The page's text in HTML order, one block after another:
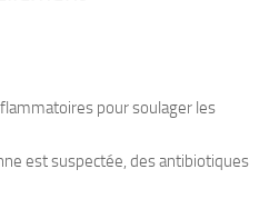
pour soulager les
est suspectée, des antibiotiques